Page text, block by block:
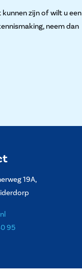
zijn of wilt u een
neem dan
19A,
95